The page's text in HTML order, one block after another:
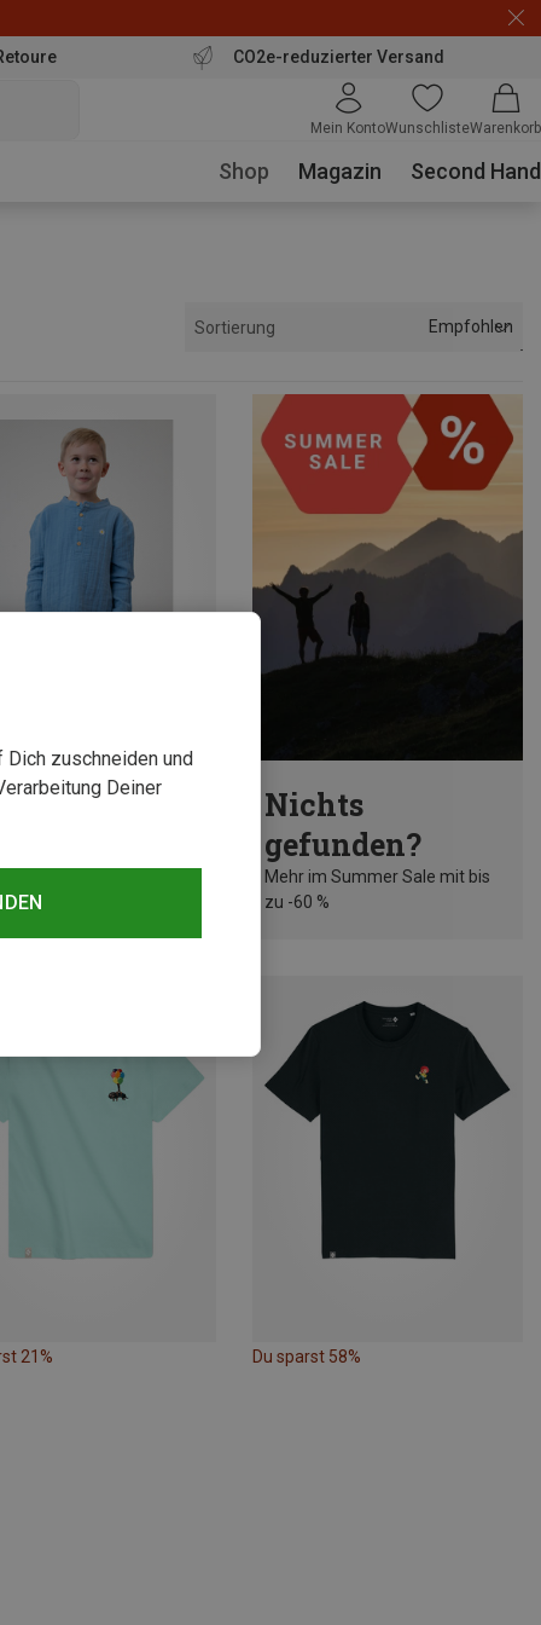
CO2e-reduzierter Versand
Mein KontoWunschlisteWarenkorb
Shop Magazin Second Hand
Sortierung Empfohlen
38%
Nichts
gefunden?
Mehr im Summer Sale mit bis
zu -60 %
21% Du sparst 58%
zuschneiden und
Deiner